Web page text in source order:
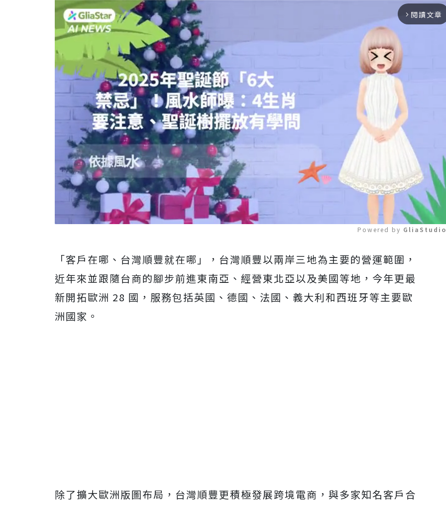
arrow_forward_ios 閱讀文章
Mute
Powered by
「客戶在哪、台灣順豐就在哪」，台灣順豐以兩岸三地為主要的營運範圍，
近年來並跟隨台商的腳步前進東南亞、經營東北亞以及美國等地，今年更最
新開拓歐洲 28 國，服務包括英國、德國、法國、義大利和西班牙等主要歐
洲國家。
除了擴大歐洲版圖布局，台灣順豐更積極發展跨境電商，與多家知名客戶合